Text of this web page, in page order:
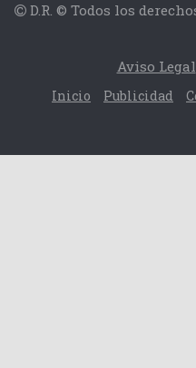
D.R. © Todos los
Aviso Legal
Inicio Publicidad